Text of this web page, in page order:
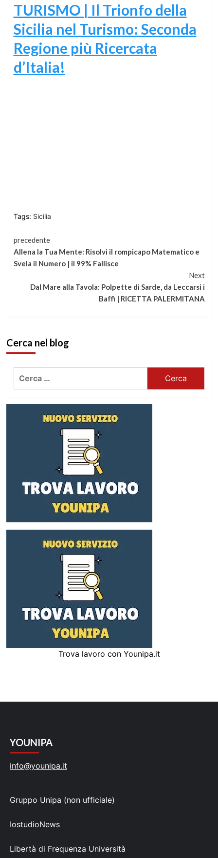
TURISMO | Il Trionfo della
Sicilia nel Turismo: Seconda
Regione più Ricercata
d’Italia!
Tags: Sicilia
Continua
a
leggere
precedente
Allena la Tua Mente: Risolvi il rompicapo Matematico e
Svela il Numero | il 99% Fallisce
Next
Dal Mare alla Tavola: Polpette di Sarde, da Leccarsi i
Baffi | RICETTA PALERMITANA
Cerca nel blog
Trova lavoro con Younipa.it
YOUNIPA
info@younipa.it
Gruppo Unipa (non ufficiale)
IostudioNews
Libertà di Frequenza Università